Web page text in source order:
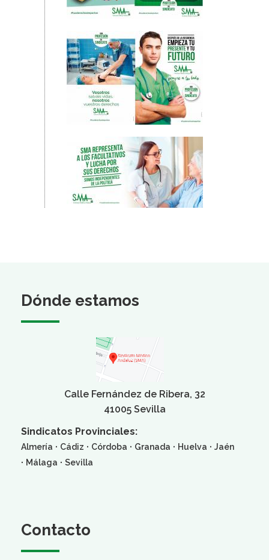
Dónde estamos
Calle Fernández de Ribera, 32
41005 Sevilla
Sindicatos Provinciales:
Almería · Cádiz · Córdoba · Granada · Huelva · Jaén
· Málaga · Sevilla
Contacto